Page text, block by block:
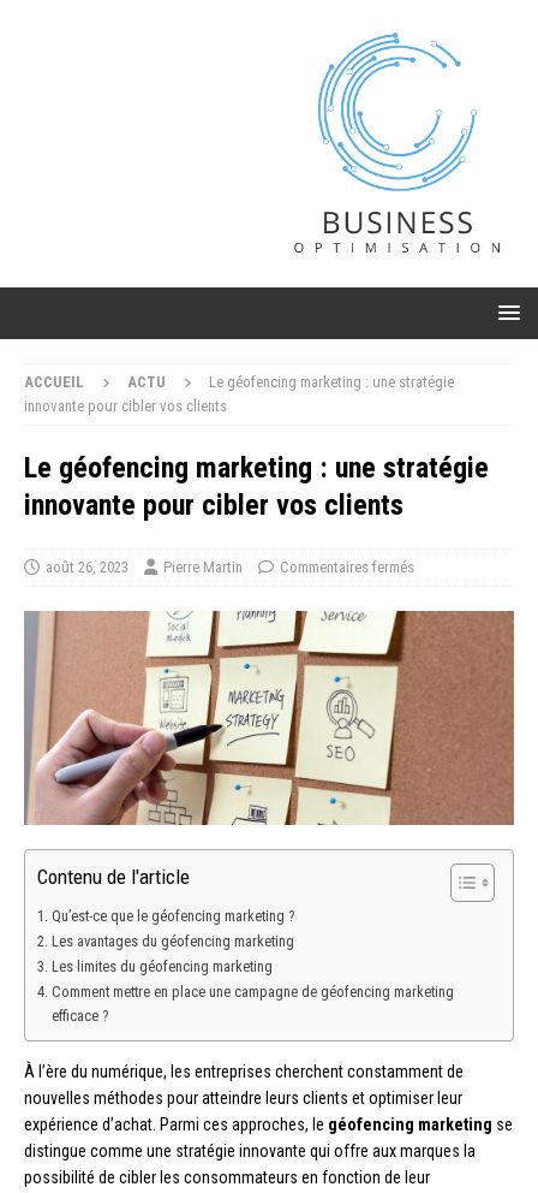
ACCUEIL ACTU
Le géofencing marketing : une stratégie
innovante pour cibler vos clients
Le géofencing marketing : une stratégie
innovante pour cibler vos clients
août 26, 2023 Pierre Martin Commentaires fermés
Contenu de l'article
Qu’est-ce que le géofencing marketing ?
Les avantages du géofencing marketing
Les limites du géofencing marketing
Comment mettre en place une campagne de géofencing marketing
efficace ?
À l’ère du numérique, les entreprises cherchent constamment de
nouvelles méthodes pour atteindre leurs clients et optimiser leur
expérience d’achat. Parmi ces approches, le géofencing marketing se
distingue comme une stratégie innovante qui offre aux marques la
possibilité de cibler les consommateurs en fonction de leur